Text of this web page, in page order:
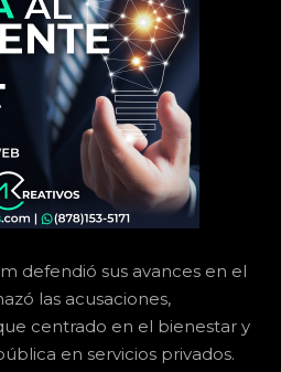
defendió sus avances en el
las acusaciones,
centrado en el bienestar y
en servicios privados.